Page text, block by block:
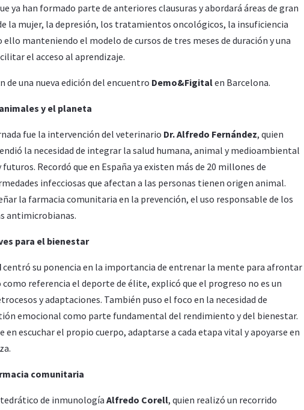
ya han formado parte de anteriores clausuras y abordará áreas de gran
la mujer, la depresión, los tratamientos oncológicos, la insuficiencia
manteniendo el modelo de cursos de tres meses de duración y una
el acceso al aprendizaje.
una nueva edición del encuentro Demo&Figitalen Barcelona.
y el planeta
fue la intervención del veterinario Dr. Alfredo Fernández, quien
la necesidad de integrar la salud humana, animal y medioambiental
Recordó que en España ya existen más de 20 millones de
infecciosas que afectan a las personas tienen origen animal.
la farmacia comunitaria en la prevención, el uso responsable de los
antimicrobianas.
para el bienestar
centró su ponencia en la importancia de entrenar la mente para afrontar
referencia el deporte de élite, explicó que el progreso no es un
y adaptaciones. También puso el foco en la necesidad de
emocional como parte fundamental del rendimiento y del bienestar.
escuchar el propio cuerpo, adaptarse a cada etapa vital y apoyarse en
comunitaria
de inmunología Alfredo Corell, quien realizó un recorrido